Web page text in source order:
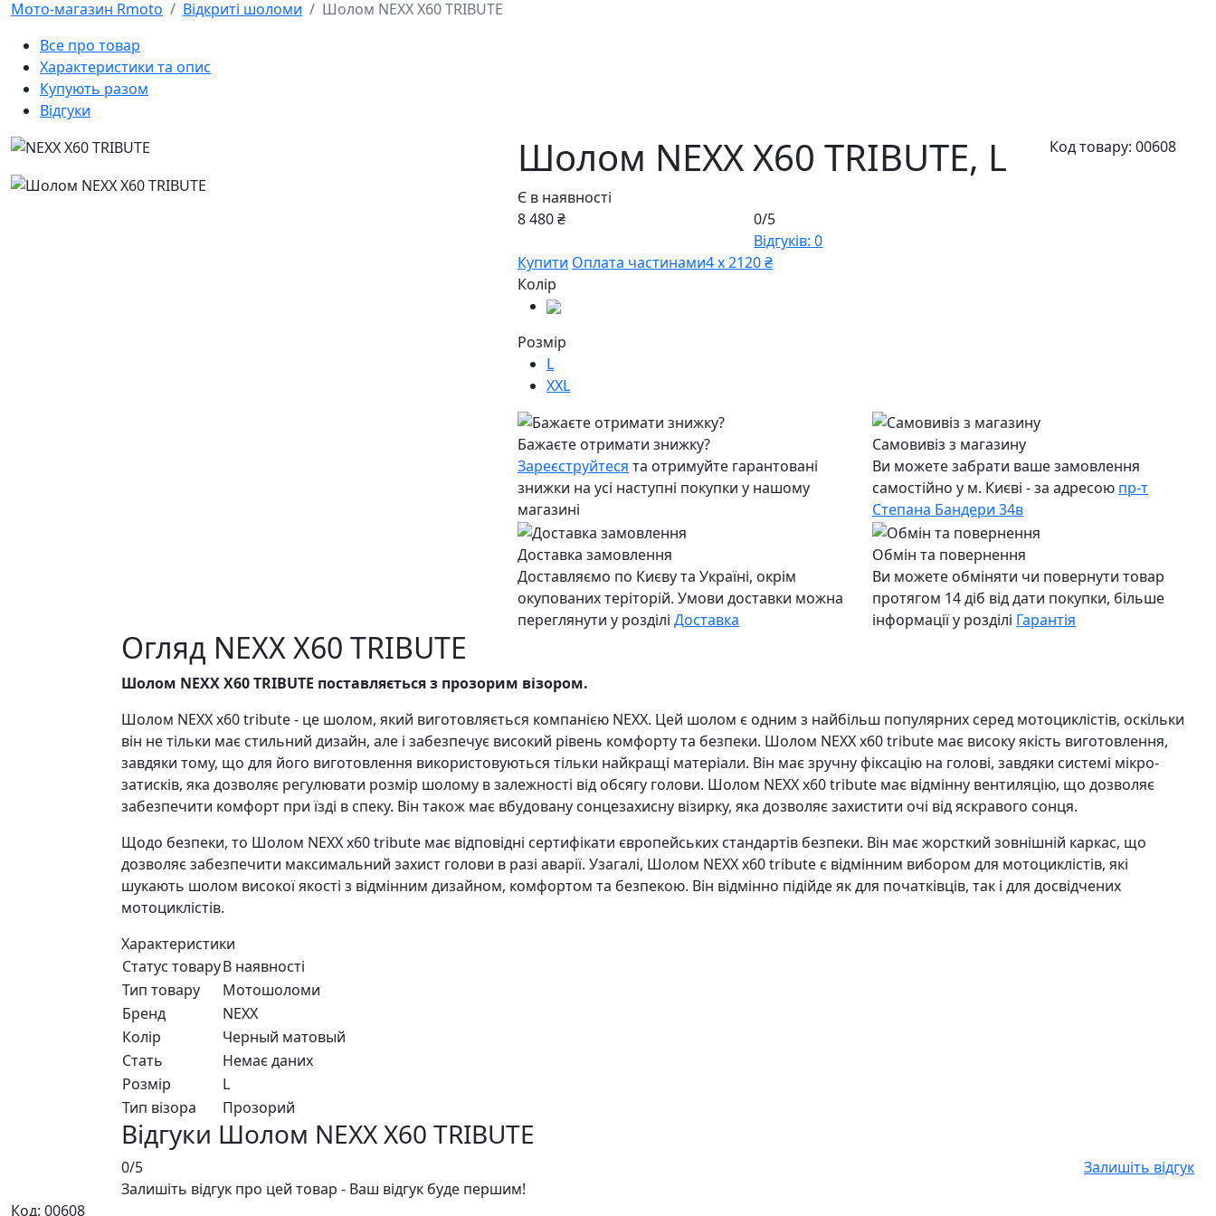
Мото-магазин Rmoto
Відкриті шоломи
Шолом NEXX X60 TRIBUTE
Все про товар
Характеристики та опис
Купують разом
Відгуки
Шолом NEXX X60 TRIBUTE, L
Є в наявності
Код товару: 00608
8 480 ₴
0/5
Відгуків: 0
Купити Оплата частинами4 х 2120 ₴
Колір
Розмір
L
XXL
Бажаєте отримати знижку?
Зареєструйтеся та отримуйте гарантовані
знижки на усі наступні покупки у нашому
магазині
Самовивіз з магазину
Ви можете забрати ваше замовлення
самостійно у м. Києві - за адресою пр-т
Степана Бандери 34в
Доставка замовлення
Доставляємо по Києву та Україні, окрім
окупованих теріторій. Умови доставки можна
переглянути у розділі Доставка
Обмін та повернення
Ви можете обміняти чи повернути товар
протягом 14 діб від дати покупки, більше
інформації у розділі Гарантія
Огляд NEXX X60 TRIBUTE
Шолом NEXX X60 TRIBUTE поставляється з прозорим візором.
Шолом NEXX x60 tribute - це шолом, який виготовляється компанією NEXX. Цей шолом є одним з найбільш популярних серед мотоциклістів, оскільки
він не тільки має стильний дизайн, але і забезпечує високий рівень комфорту та безпеки. Шолом NEXX x60 tribute має високу якість виготовлення,
завдяки тому, що для його виготовлення використовуються тільки найкращі матеріали. Він має зручну фіксацію на голові, завдяки системі мікро-
затисків, яка дозволяє регулювати розмір шолому в залежності від обсягу голови. Шолом NEXX x60 tribute має відмінну вентиляцію, що дозволяє
забезпечити комфорт при їзді в спеку. Він також має вбудовану сонцезахисну візирку, яка дозволяє захистити очі від яскравого сонця.
Щодо безпеки, то Шолом NEXX x60 tribute має відповідні сертифікати європейських стандартів безпеки. Він має жорсткий зовнішній каркас, що
дозволяє забезпечити максимальний захист голови в разі аварії. Узагалі, Шолом NEXX x60 tribute є відмінним вибором для мотоциклістів, які
шукають шолом високої якості з відмінним дизайном, комфортом та безпекою. Він відмінно підійде як для початківців, так і для досвідчених
мотоциклістів.
Характеристики
Статус товаруВ наявності
Тип товару
Мотошоломи
Бренд
NEXX
Колір
Черный матовый
Стать
Немає даних
Розмір
L
Тип візора
Прозорий
Відгуки Шолом NEXX X60 TRIBUTE
0/5
Залишіть відгук
Залишіть відгук про цей товар - Ваш відгук буде першим!
Код: 00608